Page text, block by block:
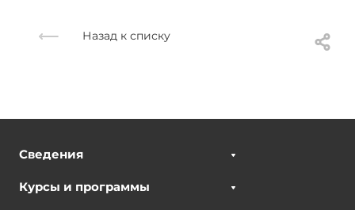
Назад к списку
Сведения
Курсы и программы